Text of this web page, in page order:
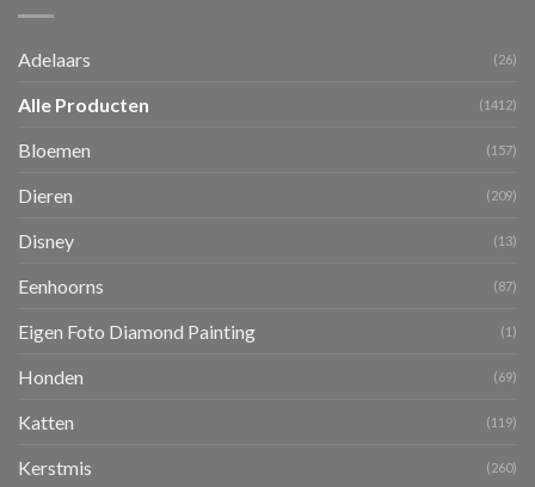
Adelaars (26)
Alle Producten (1412)
Bloemen (157)
Dieren (209)
Disney (13)
Eenhoorns (87)
Eigen Foto Diamond Painting (1)
Honden (69)
Katten (119)
Kerstmis (260)